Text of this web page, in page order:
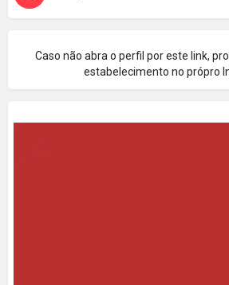
Caso não abra o perfil por este link,
estabelecimento no própro